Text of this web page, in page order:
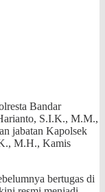
Bandar
S.I.K., M.M.,
jabatan Kapolsek
M.H., Kamis
bertugas di